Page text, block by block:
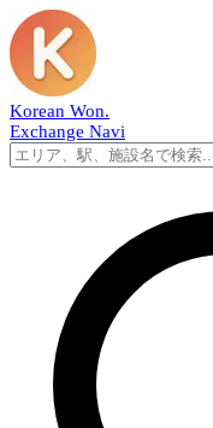
Korean Won.
Exchange Navi